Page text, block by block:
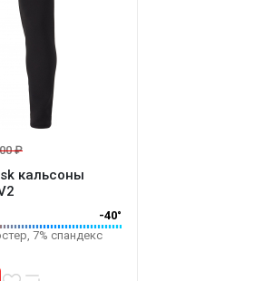
кальсоны
-40°
7% спандекс
₽